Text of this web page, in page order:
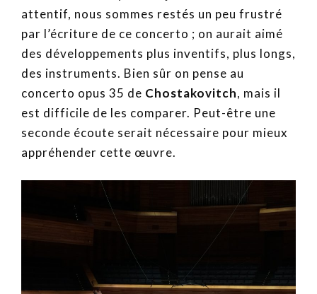
attentif, nous sommes restés un peu frustré
par l’écriture de ce concerto ; on aurait aimé
des développements plus inventifs, plus longs,
des instruments. Bien sûr on pense au
concerto opus 35 de Chostakovitch, mais il
est difficile de les comparer. Peut-être une
seconde écoute serait nécessaire pour mieux
appréhender cette œuvre.